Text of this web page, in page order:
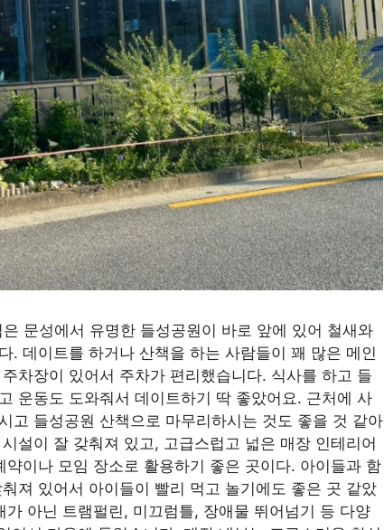
은 문성에서 유명한 들성공원이 바로 앞에 있어 철새와
. 데이트를 하거나 산책을 하는 사람들이 꽤 많은 메인
차장이 있어서 주차가 편리했습니다. 식사를 하고 들
운동도 도와줘서 데이트하기 딱 좋았어요. 근처에 사
고 들성공원 산책으로 마무리하시는 것도 좋을 것 같아
설이 잘 갖춰져 있고, 고급스럽고 넓은 매장 인테리어
이나 모임 장소로 활용하기 좋은 곳이다. 아이들과 함
져 있어서 아이들이 빨리 먹고 놀기에도 좋은 곳 같았
아닌 트램펄린, 미끄럼틀, 장애물 뛰어넘기 등 다양